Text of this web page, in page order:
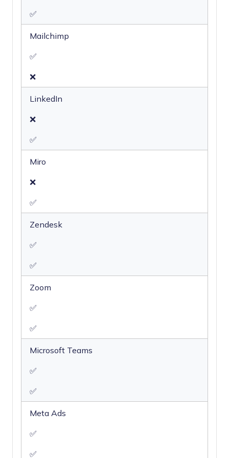
✅
Mailchimp
✅
❌
LinkedIn
❌
✅
Miro
❌
✅
Zendesk
✅
✅
Zoom
✅
✅
Microsoft Teams
✅
✅
Meta Ads
✅
✅